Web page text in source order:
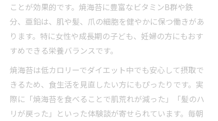
ことが効果的です。焼海苔に豊富なビタミンB群や鉄
分、亜鉛は、肌や髪、爪の細胞を健やかに保つ働きがあ
ります。特に女性や成長期の子ども、妊婦の方にもおす
すめできる栄養バランスです。
焼海苔は低カロリーでダイエット中でも安心して摂取で
きるため、食生活を見直したい方にもぴったりです。実
際に「焼海苔を食べることで肌荒れが減った」「髪のハ
リが戻った」といった体験談が寄せられています。毎朝